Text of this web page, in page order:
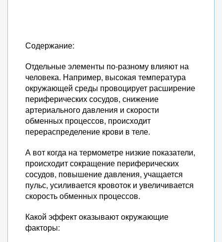
Содержание:
Отдельные элементы по-разному влияют на
человека. Например, высокая температура
окружающей среды провоцирует расширение
периферических сосудов, снижение
артериального давления и скорости
обменных процессов, происходит
перераспределение крови в теле.
А вот когда на термометре низкие показатели,
происходит сокращение периферических
сосудов, повышение давления, учащается
пульс, усиливается кровоток и увеличивается
скорость обменных процессов.
Какой эффект оказывают окружающие
факторы: